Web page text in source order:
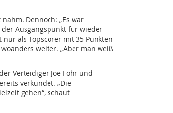
Dennoch: „Es war
Ausgangspunkt für wieder
als Topscorer mit 35 Punkten
weiter. „Aber man weiß
Verteidiger Joe Föhr und
verkündet. „Die
gehen“, schaut